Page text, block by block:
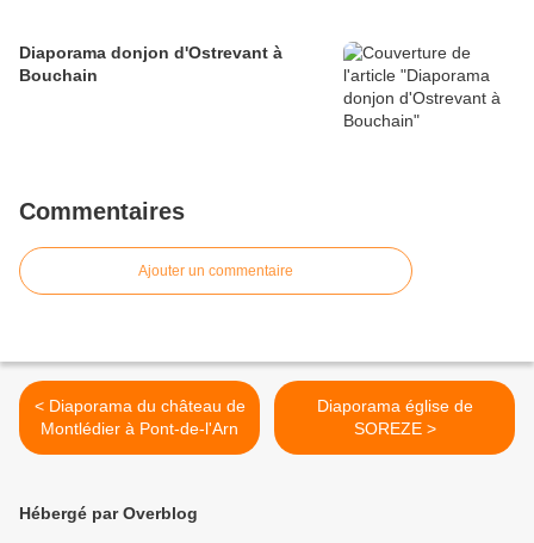
Diaporama donjon d'Ostrevant à
Bouchain
Commentaires
Ajouter un commentaire
< Diaporama du château de
Montlédier à Pont-de-l'Arn
Diaporama église de
SOREZE >
Hébergé par Overblog